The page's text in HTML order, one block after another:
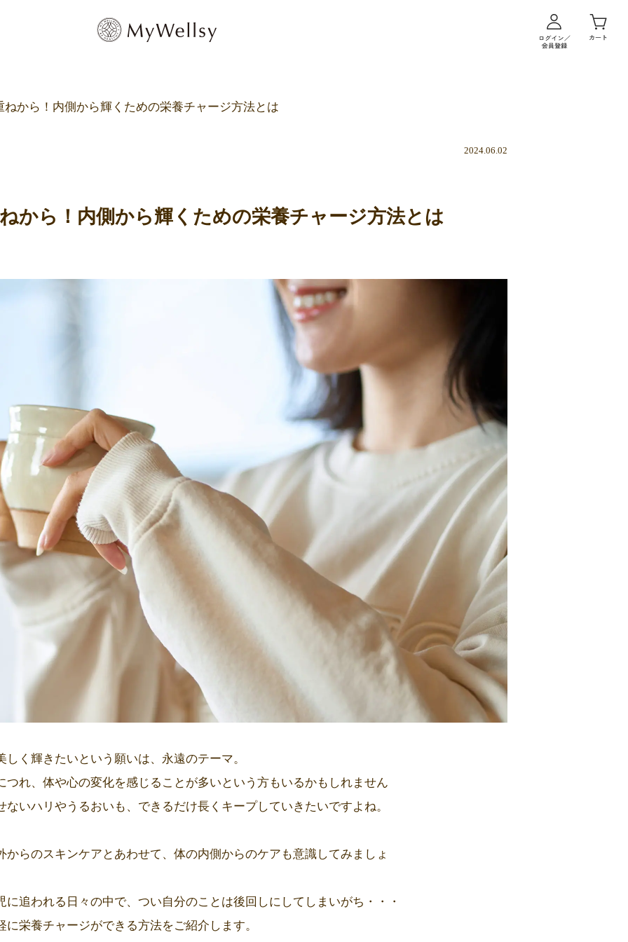
から！内側から輝くための栄養チャージ方法とは
2024.06.02
から！内側から輝くための栄養チャージ方法とは
しく輝きたいという願いは、永遠のテーマ。
つれ、体や心の変化を感じることが多いという方もいるかもしれません
ないハリやうるおいも、できるだけ長くキープしていきたいですよね。
からのスキンケアとあわせて、体の内側からのケアも意識してみましょ
に追われる日々の中で、つい自分のことは後回しにしてしまいがち・・・
に栄養チャージができる方法をご紹介します。